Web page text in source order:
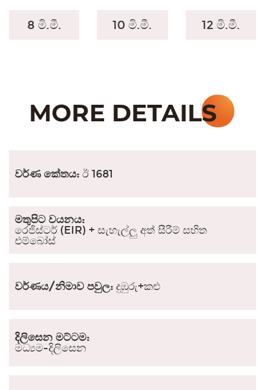
8 මි.මී. 10 මි.මී. 12 මි.මී.
වර්ණ කේතය: ඊ 1681
මතුපිට වයනය:
රෙජිස්ටර් (EIR) + සැහැල්ලු අත් සීරීම් සහිත
එම්බෝස්
වර්ණය/නිමාව පවුල: දුඹුරු+කළු
දිලිසෙන මට්ටම:
මධ්‍යම-දිලිසෙන